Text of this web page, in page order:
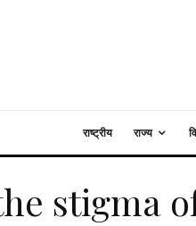
राष्ट्रीय राज्य
stigma